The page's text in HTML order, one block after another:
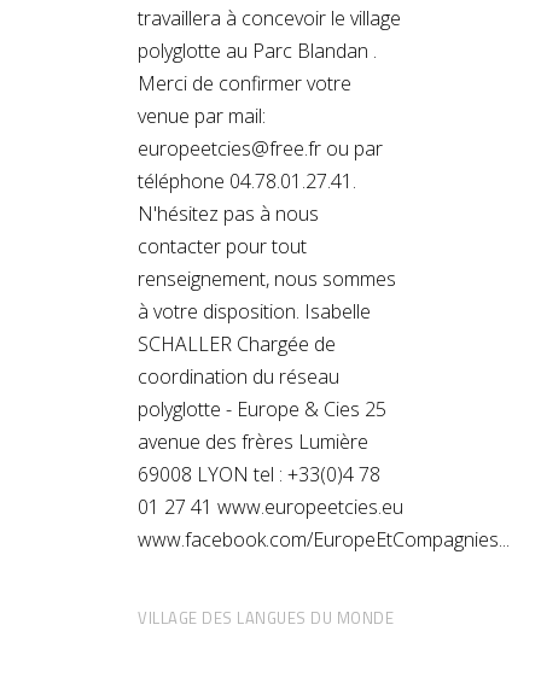
travaillera à concevoir le village
polyglotte au Parc Blandan .
Merci de confirmer votre
venue par mail:
europeetcies@free.fr ou par
téléphone 04.78.01.27.41.
N'hésitez pas à nous
contacter pour tout
renseignement, nous sommes
à votre disposition. Isabelle
SCHALLER Chargée de
coordination du réseau
polyglotte - Europe & Cies 25
avenue des frères Lumière
69008 LYON tel : +33(0)4 78
01 27 41 www.europeetcies.eu
www.facebook.com/EuropeEtCompagnies
VILLAGE DES LANGUES DU MONDE